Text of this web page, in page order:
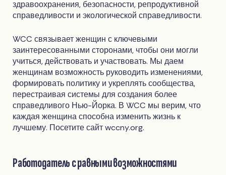
здравоохранения, безопасности, репродуктивной
справедливости и экологической справедливости.
WCC связывает женщин с ключевыми
заинтересованными сторонами, чтобы они могли
учиться, действовать и участвовать. Мы даем
женщинам возможность руководить изменениями,
формировать политику и укреплять сообщества,
перестраивая системы для создания более
справедливого Нью-Йорка. В WCC мы верим, что
каждая женщина способна изменить жизнь к
лучшему. Посетите сайт wccny.org.
Работодатель с равными возможностями